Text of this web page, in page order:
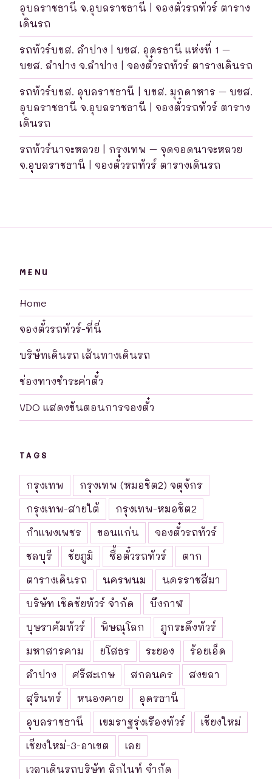
อุบลราชธานี จ.อุบลราชธานี | จองตั๋วรถทัวร์ ตาราง
เดินรถ
รถทัวร์บขส. ลำปาง | บขส. อุดรธานี แห่งที่ 1 –
บขส. ลำปาง จ.ลำปาง | จองตั๋วรถทัวร์ ตารางเดินรถ
รถทัวร์บขส. อุบลราชธานี | บขส. มุกดาหาร – บขส.
อุบลราชธานี จ.อุบลราชธานี | จองตั๋วรถทัวร์ ตาราง
เดินรถ
รถทัวร์นาจะหลวย | กรุงเทพ – จุดจอดนาจะหลวย
จ.อุบลราชธานี | จองตั๋วรถทัวร์ ตารางเดินรถ
MENU
Home
จองตั๋วรถทัวร์-ที่นี่
บริษัทเดินรถ เส้นทางเดินรถ
ช่องทางชำระค่าตั๋ว
VDO แสดงขันตอนการจองตั๋ว
TAGS
กรุงเทพ
กรุงเทพ (หมอชิต2) จตุจักร
กรุงเทพ-สายใต้
กรุงเทพ-หมอชิต2
กำแพงเพชร
ขอนแก่น
จองตั๋วรถทัวร์
ชลบุรี
ชัยภูมิ ซื้อตั๋วรถทัวร์
ตาก
ตารางเดินรถ
นครพนม
นครราชสีมา
บริษัท เชิดชัยทัวร์ จำกัด
บึงกาฬ
บุษราคัมทัวร์
พิษณุโลก
ภูกระดึงทัวร์
มหาสารคาม
ยโสธร ระยอง
ร้อยเอ็ด
ลำปาง
ศรีสะเกษ สกลนคร
สงขลา
สุรินทร์
หนองคาย
อุดรธานี
อุบลราชธานี
เขมราฐรุ่งเรืองทัวร์
เชียงใหม่
เชียงใหม่-3-อาเขต
เลย
เวลาเดินรถบริษัท ลิกไนท์ จำกัด